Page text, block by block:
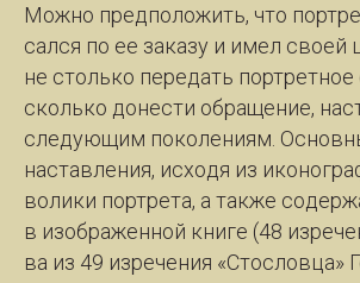
Мож­но пред­по­ло­жить, что
сал­ся по ее за­ка­зу и имел сво­ей
не столь­ко пе­ре­дать порт­рет­ное
сколь­ко до­нес­ти об­ра­ще­ние,
сле­ду­ю­щим по­ко­ле­ни­ям.
на­став­ле­ния, ис­хо­дя из
во­ли­ки порт­ре­та, а так­же
в изо­бра­жен­ной кни­ге (48
ва из 49 из­ре­че­ния «Сто­с­лов­ца»